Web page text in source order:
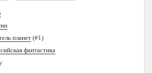
планет (#1)
фантастика